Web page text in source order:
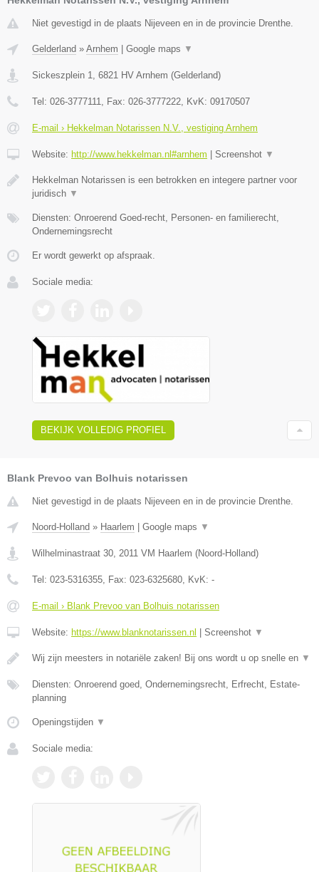
Niet gevestigd in de plaats Nijeveen en in de provincie Drenthe.
Gelderland » Arnhem Google maps ▼
Sickeszplein 1 6821 HV Arnhem (Gelderland)
Tel: 026-3777111 , Fax: 026-3777222 , KvK: 09170507
E-mail › Hekkelman Notarissen N.V., vestiging Arnhem
Website: http://www.hekkelman.nl#arnhem Screenshot ▼
Hekkelman Notarissen is een betrokken en integere partner voor
juridisch ▼
Diensten: Onroerend Goed-recht, Personen- en familierecht,
Ondernemingsrecht
Er wordt gewerkt op afspraak.
Sociale media:
BEKIJK VOLLEDIG PROFIEL
Blank Prevoo van Bolhuis notarissen
Niet gevestigd in de plaats Nijeveen en in de provincie Drenthe.
Noord-Holland » Haarlem Google maps ▼
Wilhelminastraat 30, 2011 VM Haarlem (Noord-Holland)
Tel: 023-5316355, Fax: 023-6325680, KvK: -
E-mail › Blank Prevoo van Bolhuis notarissen
Website: https://www.blanknotarissen.nl Screenshot ▼
Wij zijn meesters in notariële zaken! Bij ons wordt u op snelle en ▼
Diensten: Onroerend goed, Ondernemingsrecht, Erfrecht, Estate-
planning
Openingstijden ▼
Sociale media: